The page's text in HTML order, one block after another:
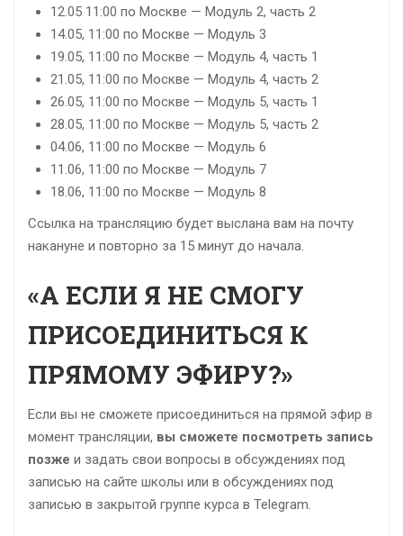
12.05 11:00 по Москве — Модуль 2, часть 2
14.05, 11:00 по Москве — Модуль 3
19.05, 11:00 по Москве — Модуль 4, часть 1
21.05, 11:00 по Москве — Модуль 4, часть 2
26.05, 11:00 по Москве — Модуль 5, часть 1
28.05, 11:00 по Москве — Модуль 5, часть 2
04.06, 11:00 по Москве — Модуль 6
11.06, 11:00 по Москве — Модуль 7
18.06, 11:00 по Москве — Модуль 8
Ссылка на трансляцию будет выслана вам на почту
накануне и повторно за 15 минут до начала.
«А ЕСЛИ Я НЕ СМОГУ
ПРИСОЕДИНИТЬСЯ К
ПРЯМОМУ ЭФИРУ?»
Если вы не сможете присоединиться на прямой эфир в
момент трансляции, вы сможете посмотреть запись
позже и задать свои вопросы в обсуждениях под
записью на сайте школы или в обсуждениях под
записью в закрытой группе курса в Telegram.